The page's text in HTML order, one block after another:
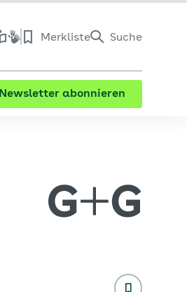
Merkliste Suche
Newsletter abonnieren